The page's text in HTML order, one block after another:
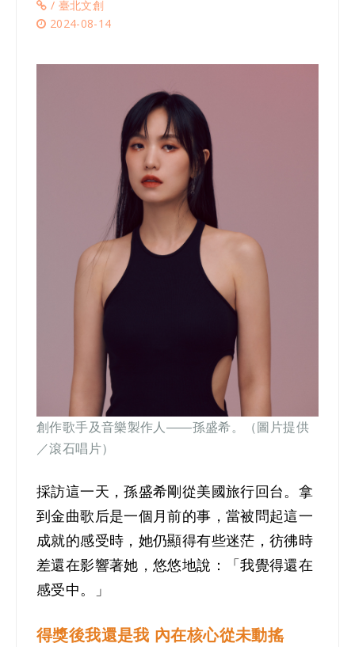
/ 臺北文創
2024-08-14
創作歌手及音樂製作人——孫盛希。（圖片提供
／滾石唱片）
採訪這一天，孫盛希剛從美國旅行回台。拿
到金曲歌后是一個月前的事，當被問起這一
成就的感受時，她仍顯得有些迷茫，彷彿時
差還在影響著她，悠悠地說：「我覺得還在
感受中。」
得獎後我還是我 內在核心從未動搖